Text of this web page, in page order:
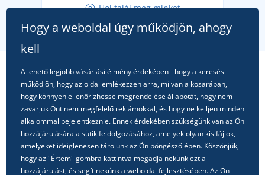
alkalomra!
Hol talál meg minket
Hogy a weboldal úgy működjön, ahogy
kell
A lehető legjobb vásárlási élmény érdekében - hogy a keresés
működjön, hogy az oldal emlékezzen arra, mi van a kosarában,
hogy könnyen ellenőrizhesse megrendelése állapotát, hogy nem
zavarjuk Önt nem megfelelő reklámokkal, és hogy ne kelljen minden
alkalommal bejelentkeznie. Ennek érdekében szükségünk van az Ön
hozzájárulására a sütik feldolgozásához, amelyek olyan kis fájlok,
amelyeket ideiglenesen tárolunk az Ön böngészőjében. Köszönjük,
hogy az "Értem" gombra kattintva megadja nekünk ezt a
hozzájárulást, és segít nekünk a weboldal fejlesztésében. Az Ön